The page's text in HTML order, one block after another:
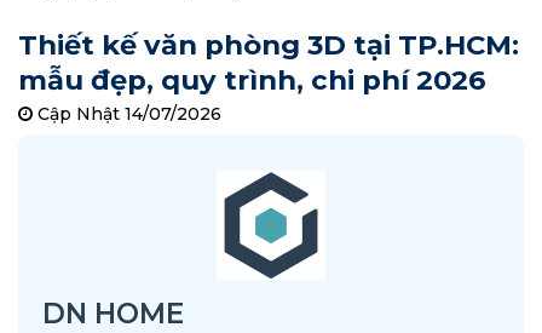
Thiết kế văn phòng 3D tại TP.HCM:
mẫu đẹp, quy trình, chi phí 2026
Cập Nhật 14/07/2026
DN HOME